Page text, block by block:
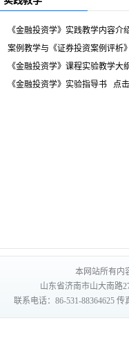
《金融投资学》实践教学内容介
案例教学与《证券投资案例评析
《金融投资学》课程实验教学大
《金融投资学》实验指导书点击
本网站所有内
山东省济南市山大南路
联系电话：86-531-88364625 传